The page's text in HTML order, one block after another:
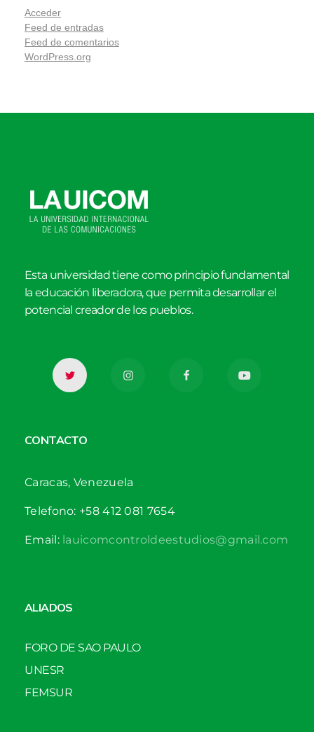
Acceder
Feed de entradas
Feed de comentarios
WordPress.org
Esta universidad tiene como principio fundamental
la educación liberadora, que permita desarrollar el
potencial creador de los pueblos.
CONTACTO
Caracas, Venezuela
Telefono: +58 412 081 7654
Email:lauicomcontroldeestudios@gmail.com
ALIADOS
FORO DE SAO PAULO
UNESR
FEMSUR